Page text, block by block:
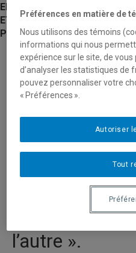
EN COMMUNICATION
ET TECHNOLOGIES
POUR LE DÉVELOPPEMENT
La réception
des séries :
visionnement
adultes au
construction
l’autre ».
Préférences en matière de
Nous utilisons des témoins
informations qui nous
expérience sur le site, de
d’analyser les statistiques de
pouvez personnaliser votre
« Préférences ».
Tout
Autoriser